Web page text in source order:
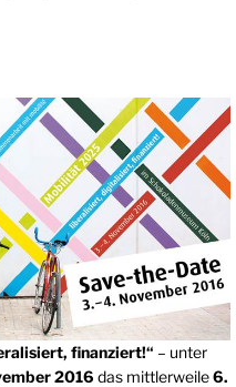
finanziert!“ – unter
2016 das mittlerweile6.